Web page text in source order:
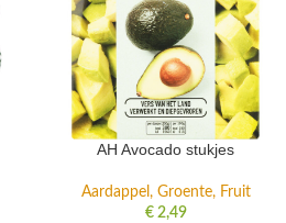
AH Avocado stukjes
Aardappel, Groente, Fruit
€2,49